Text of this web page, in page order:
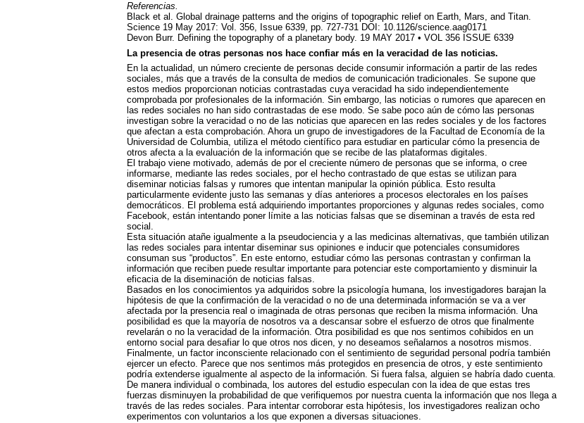
Referencias.
Black et al. Global drainage patterns and the origins of topographic relief on Earth, Mars, and Titan.
Science 19 May 2017: Vol. 356, Issue 6339, pp. 727-731 DOI : 10.1126/science.aag0171
Devon Burr. Defining the topography of a planetary body. 19 MAY2017 • VOL356 ISSUE6339
La presencia de otras personas nos hace confiar más en la veracidad de las noticias.
En la actualidad, un número creciente de personas decide consumir información a partir de las redes
sociales, más que a través de la consulta de medios de comunicación tradicionales. Se supone que
estos medios proporcionan noticias contrastadas cuya veracidad ha sido independientemente
comprobada por profesionales de la información. Sin embargo, las noticias o rumores que aparecen en
las redes sociales no han sido contrastadas de ese modo. Se sabe poco aún de cómo las personas
investigan sobre la veracidad o no de las noticias que aparecen en las redes sociales y de los factores
que afectan a esta comprobación. Ahora un grupo de investigadores de la Facultad de Economía de la
Universidad de Columbia, utiliza el método científico para estudiar en particular cómo la presencia de
otros afecta a la evaluación de la información que se recibe de las plataformas digitales.
El trabajo viene motivado, además de por el creciente número de personas que se informa, o cree
informarse, mediante las redes sociales, por el hecho contrastado de que estas se utilizan para
diseminar noticias falsas y rumores que intentan manipular la opinión pública. Esto resulta
particularmente evidente justo las semanas y días anteriores a procesos electorales en los países
democráticos. El problema está adquiriendo importantes proporciones y algunas redes sociales, como
Facebook, están intentando poner límite a las noticias falsas que se diseminan a través de esta red
social.
Esta situación atañe igualmente a la pseudociencia y a las medicinas alternativas, que también utilizan
las redes sociales para intentar diseminar sus opiniones e inducir que potenciales consumidores
consuman sus “productos”. En este entorno, estudiar cómo las personas contrastan y confirman la
información que reciben puede resultar importante para potenciar este comportamiento y disminuir la
eficacia de la diseminación de noticias falsas.
Basados en los conocimientos ya adquiridos sobre la psicología humana, los investigadores barajan la
hipótesis de que la confirmación de la veracidad o no de una determinada información se va a ver
afectada por la presencia real o imaginada de otras personas que reciben la misma información. Una
posibilidad es que la mayoría de nosotros va a descansar sobre el esfuerzo de otros que finalmente
revelarán o no la veracidad de la información. Otra posibilidad es que nos sentimos cohibidos en un
entorno social para desafiar lo que otros nos dicen, y no deseamos señalarnos a nosotros mismos.
Finalmente, un factor inconsciente relacionado con el sentimiento de seguridad personal podría también
ejercer un efecto. Parece que nos sentimos más protegidos en presencia de otros, y este sentimiento
podría extenderse igualmente al aspecto de la información. Si fuera falsa, alguien se habría dado cuenta.
De manera individual o combinada, los autores del estudio especulan con la idea de que estas tres
fuerzas disminuyen la probabilidad de que verifiquemos por nuestra cuenta la información que nos llega a
través de las redes sociales. Para intentar corroborar esta hipótesis, los investigadores realizan ocho
experimentos con voluntarios a los que exponen a diversas situaciones.